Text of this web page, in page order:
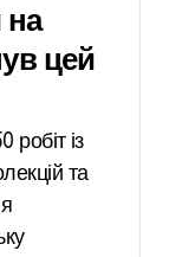
цей
робіт із
та